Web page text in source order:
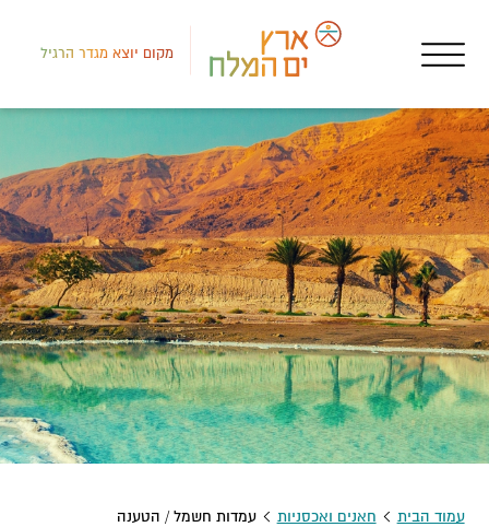
מקום יוצא מגדר הרגיל
עמוד הבית חאנים ואכסניות עמדות חשמל / הטענה